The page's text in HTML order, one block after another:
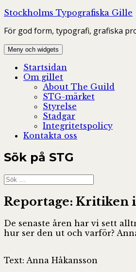
Hoppa
innehåll
Stockholms Typografiska Gille
För god form, typografi, grafiska
Meny och widgets
Startsidan
Om gillet
About The Guild
STG-märket
Styrelse
Stadgar
Integritetspolicy
Kontakta oss
Sök på STG
Sök
efter:
Reportage: Kritiken
De senaste åren har vi sett
hur ser den ut och varför?
Text: Anna Håkansson